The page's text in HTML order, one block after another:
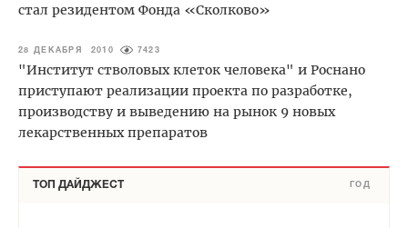
стал резидентом Фонда «Сколково»
28 ДЕКАБРЯ 2010 7423
"Институт стволовых клеток человека" и Роснано
приступают реализации проекта по разработке,
производству и выведению на рынок 9 новых
лекарственных препаратов
ТОП ДАЙДЖЕСТ ГОД